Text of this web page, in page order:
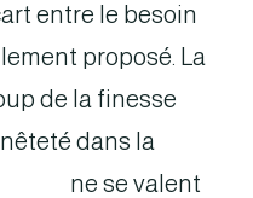
entre le besoin
proposé. La
de la finesse
dans la
ne se valent